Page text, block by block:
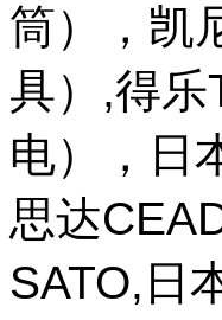
筒），凯
具）,得
电），日
思达
SATO,日